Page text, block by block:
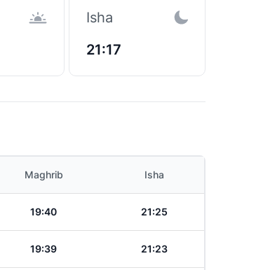
Isha
21:17
Maghrib Isha
19:40 21:25
19:39 21:23